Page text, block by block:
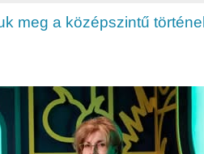
meg a középszintű